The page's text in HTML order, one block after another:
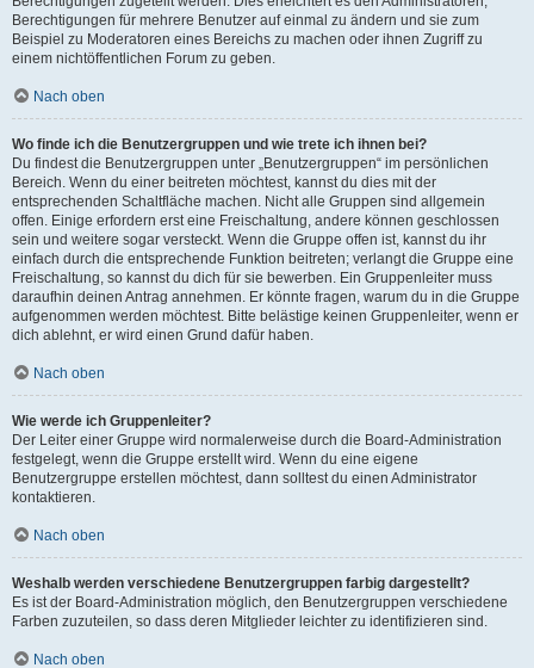
Berechtigungen für mehrere Benutzer auf einmal zu ändern und sie zum
Beispiel zu Moderatoren eines Bereichs zu machen oder ihnen Zugriff zu
einem nichtöffentlichen Forum zu geben.
Nach oben
Wo finde ich die Benutzergruppen und wie trete ich ihnen bei?
Du findest die Benutzergruppen unter „Benutzergruppen“ im persönlichen
Bereich. Wenn du einer beitreten möchtest, kannst du dies mit der
entsprechenden Schaltfläche machen. Nicht alle Gruppen sind allgemein
offen. Einige erfordern erst eine Freischaltung, andere können geschlossen
sein und weitere sogar versteckt. Wenn die Gruppe offen ist, kannst du ihr
einfach durch die entsprechende Funktion beitreten; verlangt die Gruppe eine
Freischaltung, so kannst du dich für sie bewerben. Ein Gruppenleiter muss
daraufhin deinen Antrag annehmen. Er könnte fragen, warum du in die Gruppe
aufgenommen werden möchtest. Bitte belästige keinen Gruppenleiter, wenn er
dich ablehnt, er wird einen Grund dafür haben.
Nach oben
Wie werde ich Gruppenleiter?
Der Leiter einer Gruppe wird normalerweise durch die Board-Administration
festgelegt, wenn die Gruppe erstellt wird. Wenn du eine eigene
Benutzergruppe erstellen möchtest, dann solltest du einen Administrator
kontaktieren.
Nach oben
Weshalb werden verschiedene Benutzergruppen farbig dargestellt?
Es ist der Board-Administration möglich, den Benutzergruppen verschiedene
Farben zuzuteilen, so dass deren Mitglieder leichter zu identifizieren sind.
Nach oben